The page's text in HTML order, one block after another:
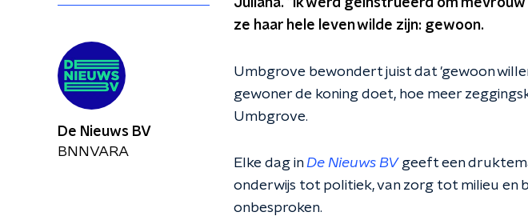
Juliana. "Ik werd geïnstrueerd om
ze haar hele leven wilde zijn: gewoon.
Umbgrove bewondert juist dat 'gewoon
gewoner de koning doet, hoe meer
Umbgrove.
Elke dag inDe Nieuws BVgeeft een
onderwijs tot politiek, van zorg tot milieu en
onbesproken.
De Nieuws BV
BNNVARA